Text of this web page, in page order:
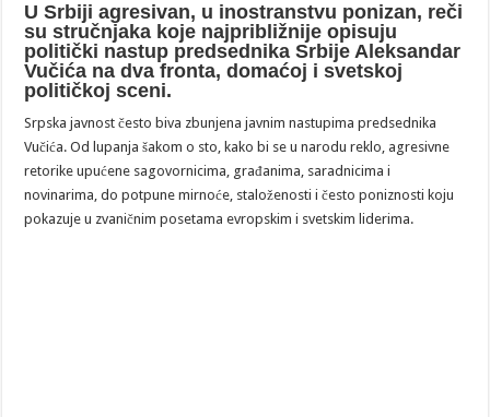
U Srbiji agresivan, u inostranstvu ponizan, reči
su stručnjaka koje najpribližnije opisuju
politički nastup predsednika Srbije Aleksandar
Vučića na dva fronta, domaćoj i svetskoj
političkoj sceni.
Srpska javnost često biva zbunjena javnim nastupima predsednika
Vučića. Od lupanja šakom o sto, kako bi se u narodu reklo, agresivne
retorike upućene sagovornicima, građanima, saradnicima i
novinarima, do potpune mirnoće, staloženosti i često poniznosti koju
pokazuje u zvaničnim posetama evropskim i svetskim liderima.